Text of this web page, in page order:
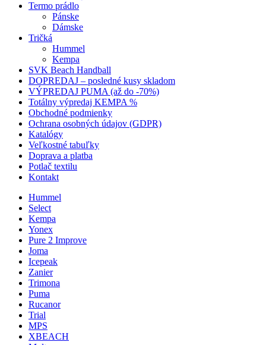
Termo prádlo
Pánske
Dámske
Tričká
Hummel
Kempa
SVK Beach Handball
DOPREDAJ – posledné kusy skladom
VÝPREDAJ PUMA (až do -70%)
Totálny výpredaj KEMPA %
Obchodné podmienky
Ochrana osobných údajov (GDPR)
Katalógy
Veľkostné tabuľky
Doprava a platba
Potlač textilu
Kontakt
Hummel
Select
Kempa
Yonex
Pure 2 Improve
Joma
Icepeak
Zanier
Trimona
Puma
Rucanor
Trial
MPS
XBEACH